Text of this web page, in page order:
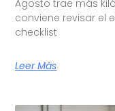
Agosto trae más
conviene revisar el
checklist
Leer Más